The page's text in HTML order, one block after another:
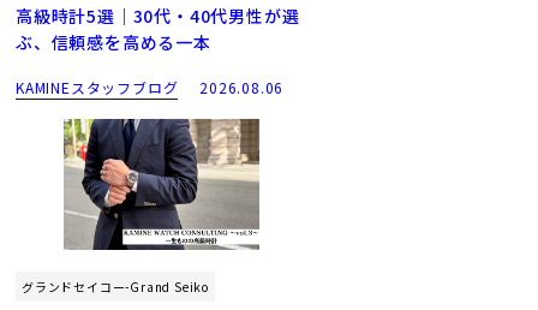
高級時計5選｜30代・40代男性が選
ぶ、信頼感を高める一本
KAMINEスタッフブログ 2026.08.06
グランドセイコー-Grand Seiko